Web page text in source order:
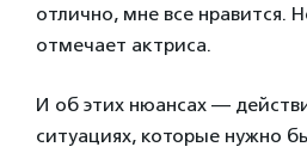
отлично, мне все
отмечает актриса.
И об этих нюансах —
ситуациях, которые нужно